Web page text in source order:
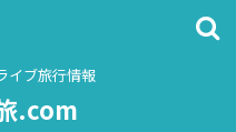
イブ旅行情報
.com